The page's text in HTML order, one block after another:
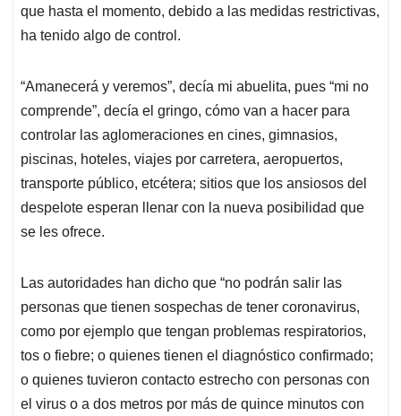
que hasta el momento, debido a las medidas restrictivas,
ha tenido algo de control.
“Amanecerá y veremos”, decía mi abuelita, pues “mi no
comprende”, decía el gringo, cómo van a hacer para
controlar las aglomeraciones en cines, gimnasios,
piscinas, hoteles, viajes por carretera, aeropuertos,
transporte público, etcétera; sitios que los ansiosos del
despelote esperan llenar con la nueva posibilidad que
se les ofrece.
Las autoridades han dicho que “no podrán salir las
personas que tienen sospechas de tener coronavirus,
como por ejemplo que tengan problemas respiratorios,
tos o fiebre; o quienes tienen el diagnóstico confirmado;
o quienes tuvieron contacto estrecho con personas con
el virus o a dos metros por más de quince minutos con